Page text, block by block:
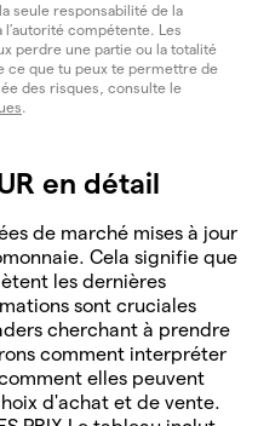
seule responsabilité de la
compétente. Les
perdre une partie ou la totalité
ce que tu peux te permettre de
des risques, consulte le
.
en détail
de marché mises à jour
Cela signifie que
les dernières
sont cruciales
cherchant à prendre
comment interpréter
elles peuvent
d'achat et de vente.